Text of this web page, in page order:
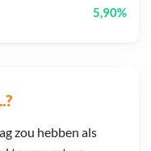
zou hebben als
5,90%